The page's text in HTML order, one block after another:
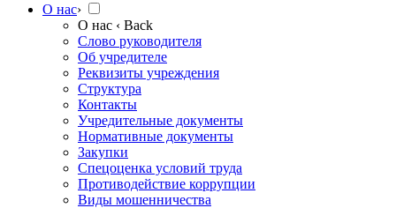
О нас›
О нас ‹ Back
Слово руководителя
Об учредителе
Реквизиты учреждения
Структура
Контакты
Учредительные документы
Нормативные документы
Закупки
Спецоценка условий труда
Противодействие коррупции
Виды мошенничества